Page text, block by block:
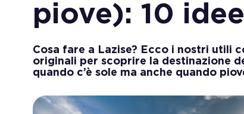
piove): 10
Cosa fare a Lazise? Ecco i nostri utili
originali per scoprire la destinazione
quando c’è sole ma anche quando